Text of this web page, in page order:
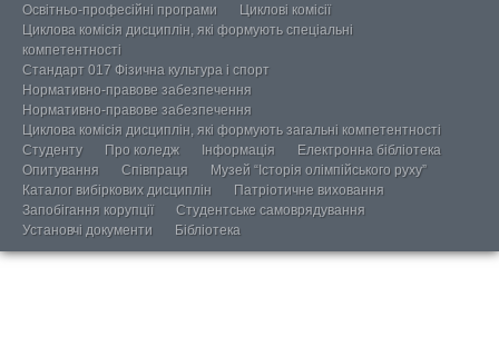
Освітньо-професійні програми
Циклові комісії
Циклова комісія дисциплін, які формують спеціальні
компетентності
Стандарт 017 Фізична культура і спорт
Нормативно-правове забезпечення
Нормативно-правове забезпечення
Циклова комісія дисциплін, які формують загальні компетентності
Студенту
Про коледж Інформація
Електронна бібліотека
Опитування
Співпраця
Музей “Історія олімпійського руху”
Каталог вибіркових дисциплін
Патріотичне виховання
Запобігання корупції
Студентське самоврядування
Установчі документи
Бібліотека